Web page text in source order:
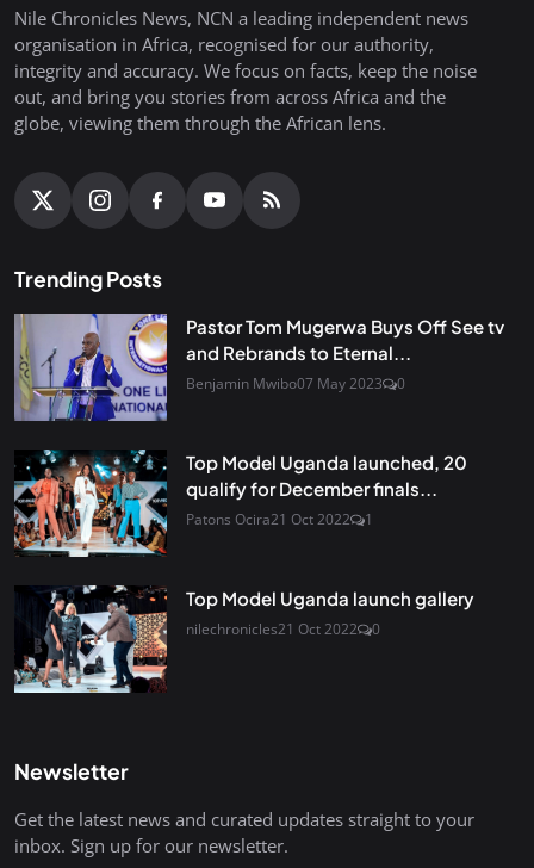
Nile Chronicles News, NCN a leading independent news
organisation in Africa, recognised for our authority,
integrity and accuracy. We focus on facts, keep the noise
out, and bring you stories from across Africa and the
globe, viewing them through the African lens.
Trending Posts
Pastor Tom Mugerwa Buys Off See tv
and Rebrands to Eternal...
Benjamin Mwibo07 May 2023 0
Top Model Uganda launched, 20
qualify for December finals...
Patons Ocira21 Oct 2022 1
Top Model Uganda launch gallery
nilechronicles21 Oct 2022 0
Newsletter
Get the latest news and curated updates straight to your
inbox. Sign up for our newsletter.